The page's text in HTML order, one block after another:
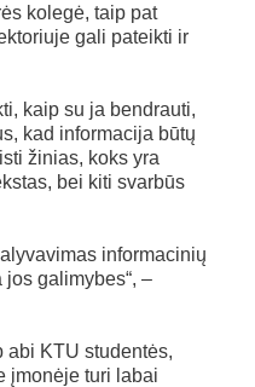
kolegė, taip pat
gali pateikti ir
kaip su ja bendrauti,
kad informacija būtų
žinias, koks yra
bei kiti svarbūs
informacinių
galimybes“, –
abi KTU studentės,
įmonėje turi labai